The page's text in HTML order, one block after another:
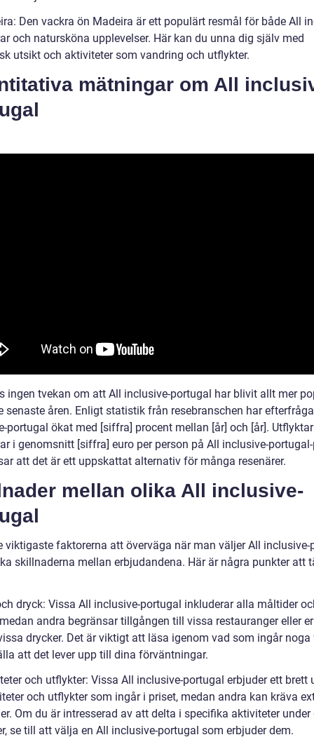
Den vackra ön Madeira är ett populärt resmål för både All
och natursköna upplevelser. Här kan du unna dig själv med
utsikt och aktiviteter som vandring och utflykter.
mätningar om All
ingen tvekan om att All inclusive-portugal har blivit allt mer
senaste åren. Enligt statistik från resebranschen har
portugal ökat med [siffra] procent mellan [år] och [år].
i genomsnitt [siffra] euro per person på All inclusive-
att det är ett uppskattat alternativ för många resenärer.
mellan olika All inclusive-
viktigaste faktorerna att överväga när man väljer All inclusive-
skillnaderna mellan erbjudandena. Här är några punkter att
dryck: Vissa All inclusive-portugal inkluderar alla måltider
andra begränsar tillgången till vissa restauranger eller
drycker. Det är viktigt att läsa igenom vad som ingår
att det lever upp till dina förväntningar.
och utflykter: Vissa All inclusive-portugal erbjuder ett brett
och utflykter som ingår i priset, medan andra kan kräva
Om du är intresserad av att delta i specifika aktiviteter under
se till att välja en All inclusive-portugal som erbjuder dem.